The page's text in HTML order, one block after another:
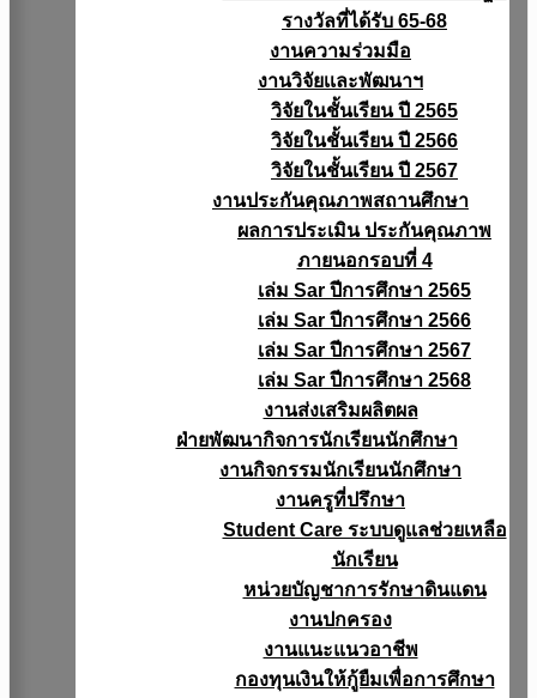
รางวัลที่ได้รับ 65-68
งานความร่วมมือ
งานวิจัยเเละพัฒนาฯ
วิจัยในชั้นเรียน ปี 2565
วิจัยในชั้นเรียน ปี 2566
วิจัยในชั้นเรียน ปี 2567
งานประกันคุณภาพสถานศึกษา
ผลการประเมิน ประกันคุณภาพ
ภายนอกรอบที่ 4
เล่ม Sar ปีการศึกษา 2565
เล่ม Sar ปีการศึกษา 2566
เล่ม Sar ปีการศึกษา 2567
เล่ม Sar ปีการศึกษา 2568
งานส่งเสริมผลิตผล
ฝ่ายพัฒนากิจการนักเรียนนักศึกษา
งานกิจกรรมนักเรียนนักศึกษา
งานครูที่ปรึกษา
Student Care ระบบดูแลช่วยเหลือ
นักเรียน
หน่วยบัญชาการรักษาดินแดน
งานปกครอง
งานแนะแนวอาชีพ
กองทุนเงินให้กู้ยืมเพื่อการศึกษา